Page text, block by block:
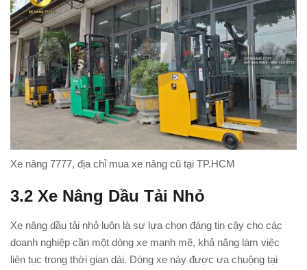
Xe nâng 7777, địa chỉ mua xe nâng cũ tại TP.HCM
3.2 Xe Nâng Dầu Tải Nhỏ
Xe nâng dầu tải nhỏ luôn là sự lựa chọn đáng tin cậy cho các
doanh nghiệp cần một dòng xe mạnh mẽ, khả năng làm việc
liên tục trong thời gian dài. Dòng xe này được ưa chuộng tại